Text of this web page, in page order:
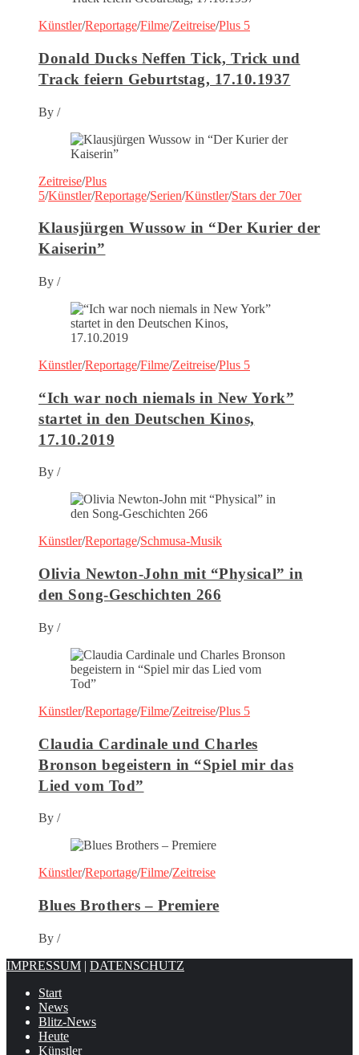
Künstler/Reportage/Filme/Zeitreise/Plus 5
Donald Ducks Neffen Tick, Trick und
Track feiern Geburtstag, 17.10.1937
By /
Zeitreise/Plus
5/Künstler/Reportage/Serien/Künstler/Stars der 70er
Klausjürgen Wussow in “Der Kurier der
Kaiserin”
By /
Künstler/Reportage/Filme/Zeitreise/Plus 5
“Ich war noch niemals in New York”
startet in den Deutschen Kinos,
17.10.2019
By /
Künstler/Reportage/Schmusa-Musik
Olivia Newton-John mit “Physical” in
den Song-Geschichten 266
By /
Künstler/Reportage/Filme/Zeitreise/Plus 5
Claudia Cardinale und Charles
Bronson begeistern in “Spiel mir das
Lied vom Tod”
By /
Künstler/Reportage/Filme/Zeitreise
Blues Brothers – Premiere
By /
IMPRESSUM | DATENSCHUTZ
Start
News
Blitz-News
Heute
Künstler